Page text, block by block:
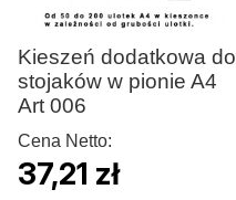
Kieszeń dodatkowa do
stojaków w pionie A4
Art 006
Cena Netto:
37,21 zł